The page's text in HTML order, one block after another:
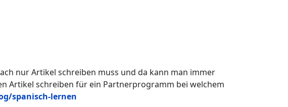
nur Artikel schreiben muss und da kann man immer
Artikel schreiben für ein Partnerprogramm bei welchem
spanisch-lernen